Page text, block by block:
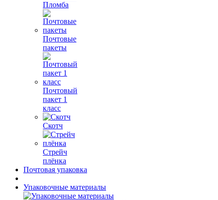
Пломба
Почтовые
пакеты
Почтовый
пакет 1
класс
Скотч
Стрейч
плёнка
Почтовая упаковка
Упаковочные материалы